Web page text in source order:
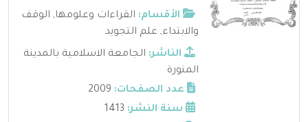
الأقسام: القراءات وعلومها, الوقف
والابتداء, علم التجويد
الناشر: الجامعة الاسلامية بالمدينة
المنورة
عدد الصفحات:
سنة النشر: